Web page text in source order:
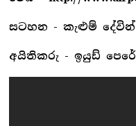
සටහන - කැළුම්
අයිතිකරු - ඉයුඩ්